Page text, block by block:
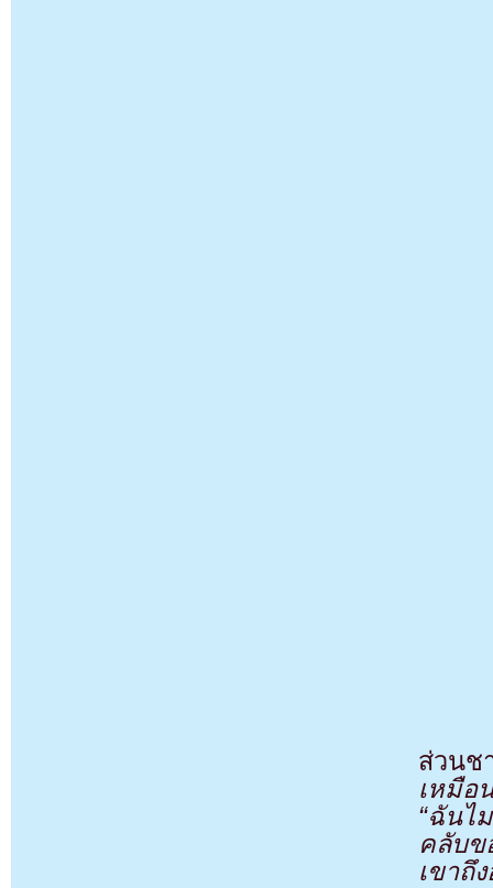
ส่วน
เหมือ
“ฉันไ
คลับข
เขาถึ